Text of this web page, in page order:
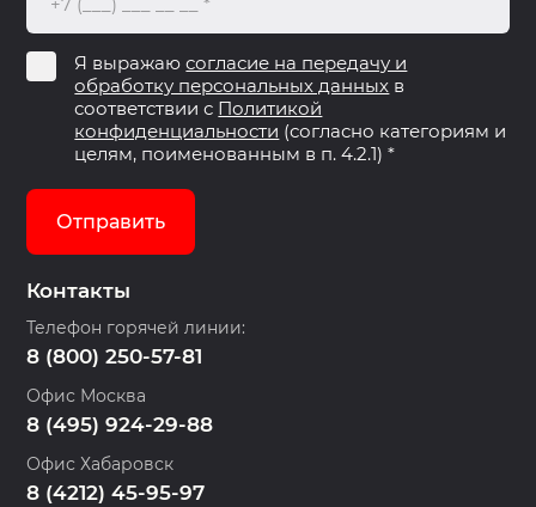
Контакты
Телефон горячей линии:
8 (800) 250-57-81
Офис Москва
8 (495) 924-29-88
Офис Хабаровск
8 (4212) 45-95-97
Я выражаюсогласие на передачу и
обработку персональных данных в
соответствии с Политикой
конфиденциальности (согласно категориям и
целям, поименованным в п. 4.2.1) *
Отправить